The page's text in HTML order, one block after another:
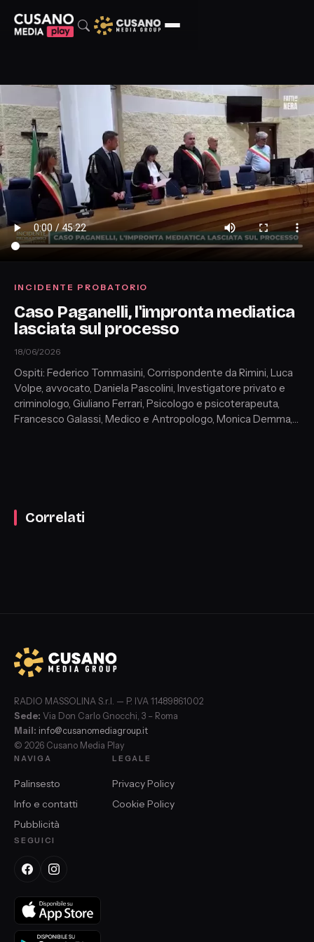
INCIDENTE PROBATORIO
Caso Paganelli, l'impronta mediatica
lasciata sul processo
18/06/2026
Ospiti: Federico Tommasini, Corrispondente da Rimini, Luca
Volpe, avvocato, Daniela Pascolini, Investigatore privato e
criminologo, Giuliano Ferrari, Psicologo e psicoterapeuta,
Francesco Galassi, Medico e Antropologo, Monica Demma,
Correlati
RADIO MASSOLINA S.r.l. — P. IVA 11489861002
Sede: Via Don Carlo Gnocchi, 3 – Roma
Mail: info@cusanomediagroup.it
© 2026 Cusano Media Play
NAVIGA
Palinsesto
Info e contatti
Pubblicità
LEGALE
Privacy Policy
Cookie Policy
SEGUICI